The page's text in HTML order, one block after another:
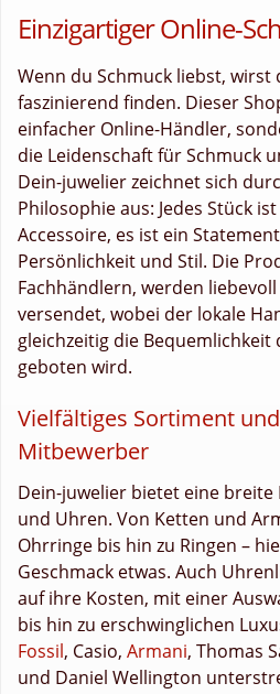
Einzigartiger Online-
Wenn du Schmuck liebst, wirst
faszinierend finden. Dieser
einfacher Online-Händler,
die Leidenschaft für Schmuck
Dein-juwelier zeichnet sich
Philosophie aus: Jedes Stück
Accessoire, es ist ein
Persönlichkeit und Stil. Die
Fachhändlern, werden
versendet, wobei der lokale
gleichzeitig die Bequemlichkeit
geboten wird.
Vielfältiges Sortiment
Mitbewerber
Dein-juwelier bietet eine breite
und Uhren. Von Ketten und
Ohrringe bis hin zu Ringen –
Geschmack etwas. Auch
auf ihre Kosten, mit einer
bis hin zu erschwinglichen
Fossil, Casio, Armani, Thomas
und Daniel Wellington